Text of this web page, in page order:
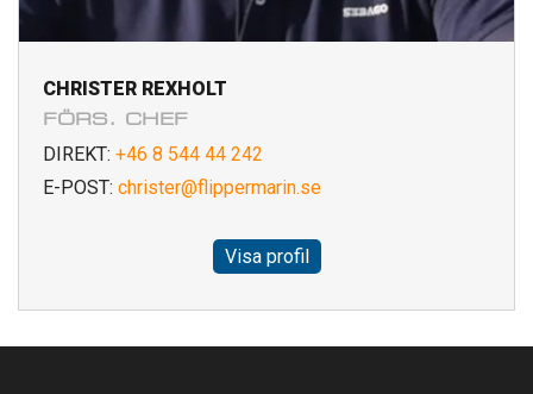
CHRISTER REXHOLT
FÖRS. CHEF
DIREKT: +46 8 544 44 242
E-POST: christer@flippermarin.se
Visa profil